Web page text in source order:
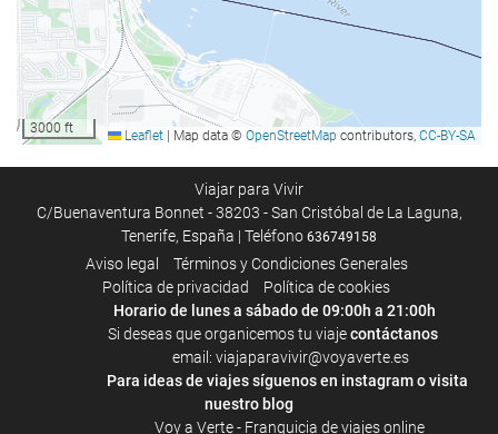
Instalaciones de negocios
Centro de negocios
Acceso a Internet
Servicio de limpieza
Servicio de lavandería
Bienestar
3000 ft Leaflet | Map data © OpenStreetMap contributors, CC-BY-SA
Viajar para Vivir
C/Buenaventura Bonnet - 38203 - San Cristóbal de La Laguna,
Tenerife, España | Teléfono 636749158
Aviso legal
Términos y Condiciones Generales
Política de privacidad
Política de cookies
Horario de lunes a sábado de 09:00h a 21:00h
Si deseas que organicemos tu viajecontáctanos
email: viajaparavivir@voyaverte.es
Para ideas de viajes síguenos en instagramo visita
nuestro blog
Voy a Verte - Franquicia de viajes online